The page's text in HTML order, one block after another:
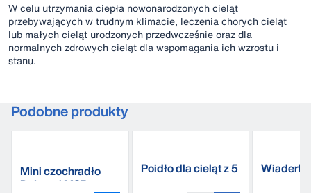
W celu utrzymania ciepła nowonarodzonych cieląt
przebywających w trudnym klimacie, leczenia chorych cieląt
lub małych cieląt urodzonych przedwcześnie oraz dla
normalnych zdrowych cieląt dla wspomagania ich wzrostu i
stanu.
Podobne produkty
Mini czochradło
DeLaval MSB
Poidło dla cieląt z 5